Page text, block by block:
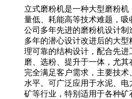
立式磨粉机是一种大型磨粉
量低、耗能高等技术难题，
公司多年先进的磨粉机设计
多年的潜心设计改进后的大
理可靠的结构设计，配合先
磨、选粉、提升于一体，尤
完全满足客户需求，主要技
水平。可广泛应用于水泥、
矿等行业，特别适用于各种